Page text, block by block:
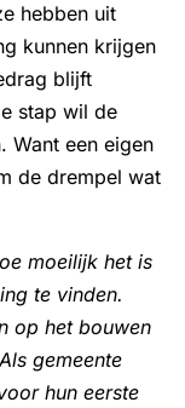
hebben uit
kunnen krijgen
blijft
stap wil de
Want een eigen
de drempel wat
moeilijk het is
te vinden.
op het bouwen
gemeente
hun eerste